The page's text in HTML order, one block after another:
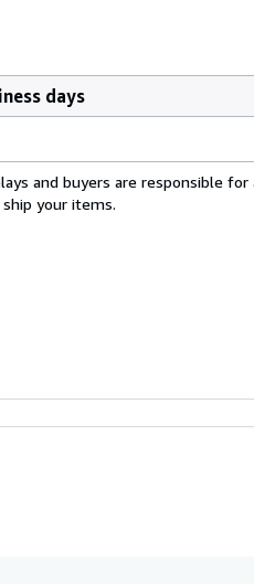
days
and buyers are responsible for
your items.